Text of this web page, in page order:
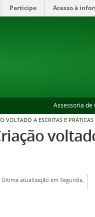
Participe Acesso à
Assessoria de
VOLTADO A ESCRITAS E
Última atualização em Segunda,